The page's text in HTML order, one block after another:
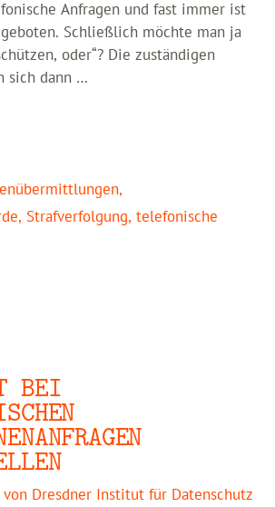
Anfragen und fast immer ist
geboten. Schließlich möchte man ja
oder“? Die zuständigen
sich dann …
,
, Strafverfolgung, telefonische
BEI
von Dresdner Institut für Datenschutz